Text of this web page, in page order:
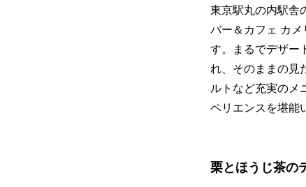
東京駅丸の内駅舎
バー＆カフェ カ
す。まるでデザー
れ、そのままの見
ルトなど充実のメ
ペリエンスを堪能
栗とほうじ茶の